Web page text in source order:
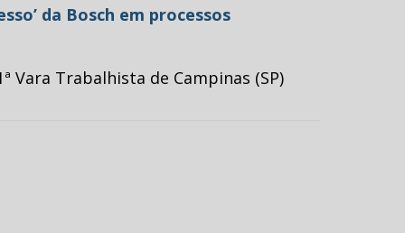
da Bosch em processos
Trabalhista de Campinas (SP)